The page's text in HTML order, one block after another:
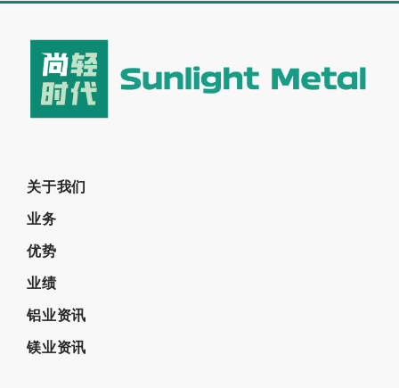
关于我们
业务
优势
业绩
铝业资讯
镁业资讯